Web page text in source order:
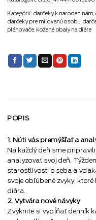
Kategórií: darčeky k narodeninám,
darčeky pre milovanú osobu,
plánovače, kožené obaly na diáre
POPIS
1. Núti vás premýšľať a
Na každý deň sme
analyzovať svoj deň.
starostlivosti o seba a
svoje obľúbené zvyky,
diára.
2. Vytvára nové návyky
Zvyknite si vypĺňať denník